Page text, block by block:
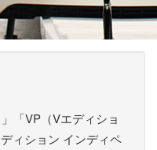
「VP（Vエディショ
ィション インディペ